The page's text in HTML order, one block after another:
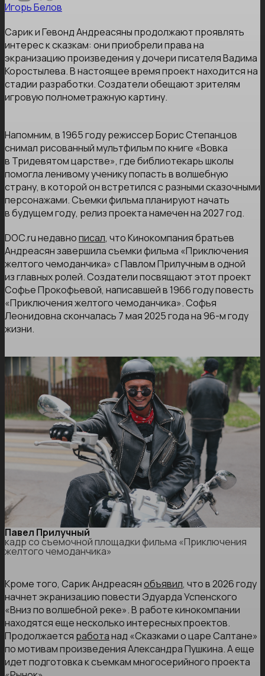
Игорь Белов
Сарик и Гевонд Андреасяны продолжают проявлять
интерес к сказкам: они приобрели права на
экранизацию произведения у дочери писателя Вадима
Коростылева. В настоящее время проект находится на
стадии разработки. Создатели обещают зрителям
игровую полнометражную картину.
Напомним, в 1965 году режиссер Борис Степанцов
снимал рисованный мультфильм по книге «Вовка
в Тридевятом царстве», где библиотекарь школы
помогла ленивому ученику попасть в волшебную
страну, в которой он встретился с разными сказочными
персонажами. Съемки фильма планируют начать
в будущем году, релиз проекта намечен на 2027 год.
DOC.ru недавнописал, что Кинокомпания братьев
Андреасян завершила съемки фильма «Приключения
желтого чемоданчика» с Павлом Прилучным в одной
из главных ролей. Создатели посвящают этот проект
Софье Прокофьевой, написавшей в 1966 году повесть
«Приключения желтого чемоданчика». Софья
Леонидовна скончалась 7 мая 2025 года на 96-м году
жизни.
Павел Прилучный
кадр со съемочной площадки фильма «Приключения
желтого чемоданчика»
Кроме того, Сарик Андреасянобъявил, что в 2026 году
начнет экранизацию повести Эдуарда Успенского
«Вниз по волшебной реке». В работе кинокомпании
находятся еще несколько интересных проектов.
Продолжается работанад «Сказками о царе Салтане»
по мотивам произведения Александра Пушкина. А еще
идет подготовка к съемкам многосерийного проекта